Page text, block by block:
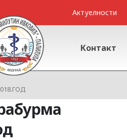
Актуелности
Контакт